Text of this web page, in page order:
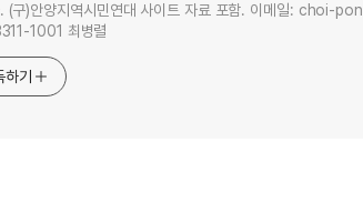
(구)안양지역시민연대 사이트 자료 포함. 이메일: choi-
1001 최병렬
하기